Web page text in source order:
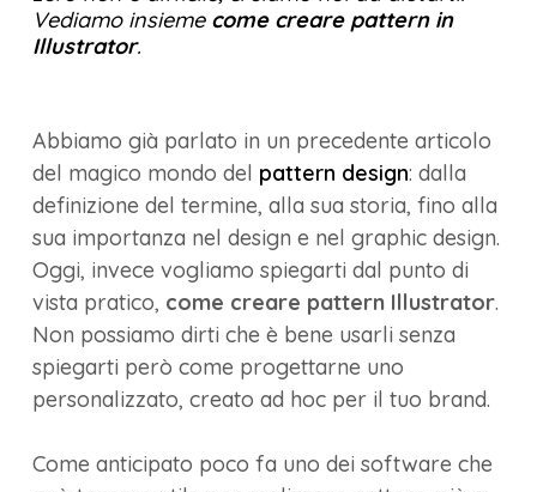
Vediamo insieme come creare pattern in
Illustrator.
Abbiamo già parlato in un precedente articolo
del magico mondo del pattern design: dalla
definizione del termine, alla sua storia, fino alla
sua importanza nel design e nel graphic design.
Oggi, invece vogliamo spiegarti dal punto di
vista pratico, come creare pattern Illustrator.
Non possiamo dirti che è bene usarli senza
spiegarti però come progettarne uno
personalizzato, creato ad hoc per il tuo brand.
Come anticipato poco fa uno dei software che